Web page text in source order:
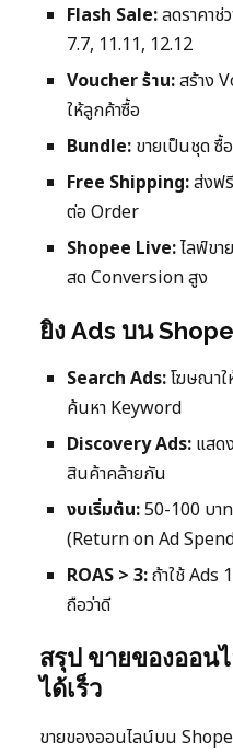
Flash Sale:ลดราคา
7.7, 11.11, 12.12
Voucher ร้าน:สร้าง
ให้ลูกค้าซื้อ
Bundle: ขายเป็นชุด
Free Shipping:ส่งฟ
ต่อ Order
Shopee Live:ไลฟ์ขา
สด Conversion สูง
ยิง Ads บน
Search Ads:โฆษณา
ค้นหา Keyword
Discovery Ads: แสด
สินค้าคล้ายกัน
งบเริ่มต้น:50-100 บา
(Return on Ad
ROAS > 3:ถ้าใช้ Ads
ถือว่าดี
สรุป ขายของออน
ได้เร็ว
ขายของออนไลน์บน